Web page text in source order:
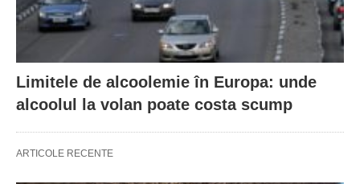
Limitele de alcoolemie în Europa: unde
alcoolul la volan poate costa scump
ARTICOLE RECENTE